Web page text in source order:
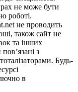
не може бути
роботі.
не проводить
також сайт не
та інших
з
Будь-
в